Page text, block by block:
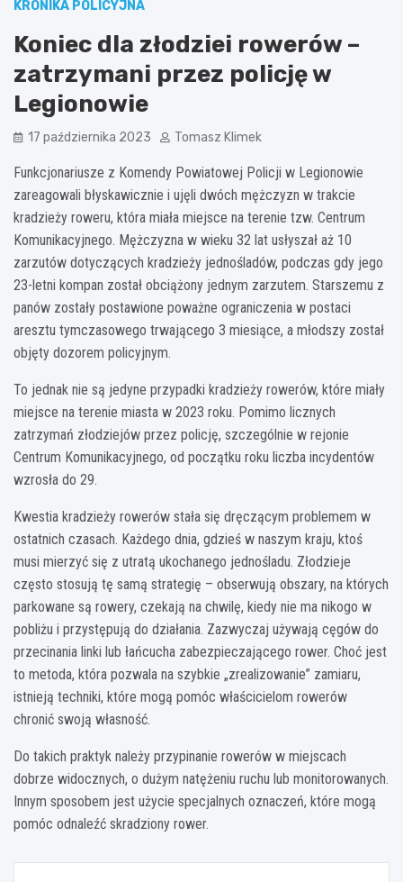
KRONIKA POLICYJNA
Koniec dla złodziei rowerów –
zatrzymani przez policję w
Legionowie
17 października 2023 Tomasz Klimek
Funkcjonariusze z Komendy Powiatowej Policji w Legionowie
zareagowali błyskawicznie i ujęli dwóch mężczyzn w trakcie
kradzieży roweru, która miała miejsce na terenie tzw. Centrum
Komunikacyjnego. Mężczyzna w wieku 32 lat usłyszał aż 10
zarzutów dotyczących kradzieży jednośladów, podczas gdy jego
23-letni kompan został obciążony jednym zarzutem. Starszemu z
panów zostały postawione poważne ograniczenia w postaci
aresztu tymczasowego trwającego 3 miesiące, a młodszy został
objęty dozorem policyjnym.
To jednak nie są jedyne przypadki kradzieży rowerów, które miały
miejsce na terenie miasta w 2023 roku. Pomimo licznych
zatrzymań złodziejów przez policję, szczególnie w rejonie
Centrum Komunikacyjnego, od początku roku liczba incydentów
wzrosła do 29.
Kwestia kradzieży rowerów stała się dręczącym problemem w
ostatnich czasach. Każdego dnia, gdzieś w naszym kraju, ktoś
musi mierzyć się z utratą ukochanego jednośladu. Złodzieje
często stosują tę samą strategię – obserwują obszary, na których
parkowane są rowery, czekają na chwilę, kiedy nie ma nikogo w
pobliżu i przystępują do działania. Zazwyczaj używają cęgów do
przecinania linki lub łańcucha zabezpieczającego rower. Choć jest
to metoda, która pozwala na szybkie „zrealizowanie” zamiaru,
istnieją techniki, które mogą pomóc właścicielom rowerów
chronić swoją własność.
Do takich praktyk należy przypinanie rowerów w miejscach
dobrze widocznych, o dużym natężeniu ruchu lub monitorowanych.
Innym sposobem jest użycie specjalnych oznaczeń, które mogą
pomóc odnaleźć skradziony rower.